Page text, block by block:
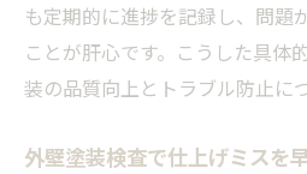
も定期的に進捗を記録し、問題
ことが肝心です。こうした具体
装の品質向上とトラブル防止に
外壁塗装検査で仕上げミスを